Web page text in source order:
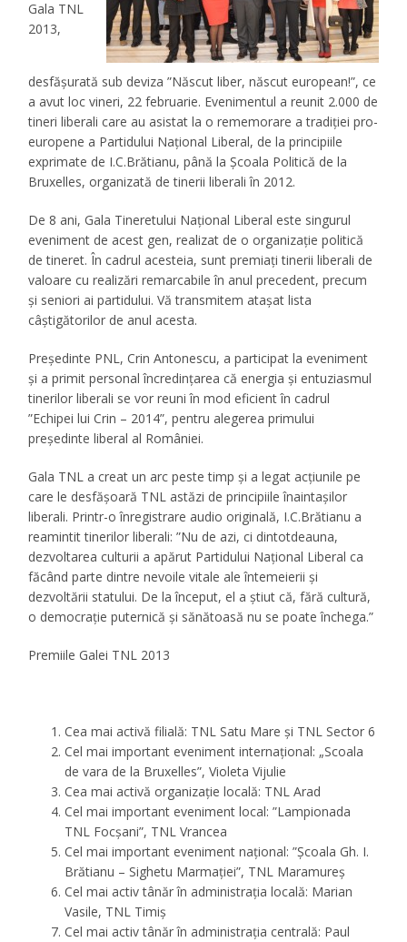
Gala TNL
2013,
desfășurată sub deviza”Născut liber, născut european!”, ce
a avut loc vineri, 22 februarie. Evenimentul a reunit 2.000 de
tineri liberali care au asistat la o rememorare a tradiției pro-
europene a Partidului Național Liberal, de la principiile
exprimate de I.C.Brătianu, până la Școala Politică de la
Bruxelles, organizată de tinerii liberali în 2012.
De 8 ani, Gala Tineretului Național Liberal este singurul
eveniment de acest gen, realizat de o organizație politică
de tineret. În cadrul acesteia, sunt premiați tinerii liberali de
valoare cu realizări remarcabile în anul precedent, precum
și seniori ai partidului. Vă transmitem atașat lista
câștigătorilor de anul acesta.
Președinte PNL, Crin Antonescu, a participat la eveniment
și a primit personal încredințarea că energia și entuziasmul
tinerilor liberali se vor reuni în mod eficient în cadrul
”Echipei lui Crin – 2014”, pentru alegerea primului
președinte liberal al României.
Gala TNL a creat un arc peste timp și a legat acțiunile pe
care le desfășoară TNL astăzi de principiile înaintașilor
liberali. Printr-o înregistrare audio originală, I.C.Brătianu a
reamintit tinerilor liberali:”Nu de azi, ci dintotdeauna,
dezvoltarea culturii a apărut Partidului Național Liberal ca
făcând parte dintre nevoile vitale ale întemeierii și
dezvoltării statului. De la început, el a știut că, fără cultură,
o democrație puternică și sănătoasă nu se poate închega.”
Premiile Galei TNL 2013
Cea mai activă filială: TNL Satu Mare și TNL Sector 6
Cel mai important eveniment internațional: „Scoala
de vara de la Bruxelles”, Violeta Vijulie
Cea mai activă organizație locală: TNL Arad
Cel mai important eveniment local: ”Lampionada
TNL Focșani”, TNL Vrancea
Cel mai important eveniment național: ”Școala Gh. I.
Brătianu – Sighetu Marmației”, TNL Maramureș
Cel mai activ tânăr în administrația locală: Marian
Vasile, TNL Timiș
Cel mai activ tânăr în administrația centrală: Paul